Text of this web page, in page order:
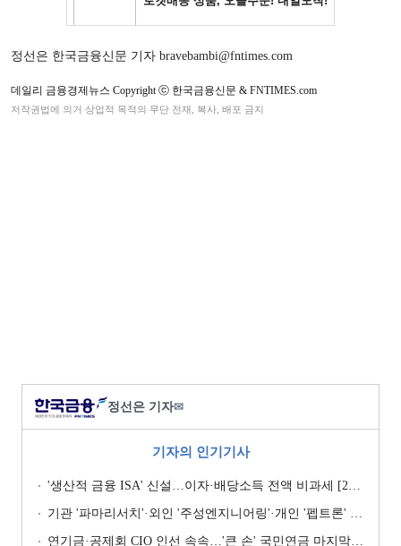
정선은 한국금융신문 기자 bravebambi@fntimes.com
데일리 금융경제뉴스 Copyright ⓒ 한국금융신문 & FNTIMES.com
저작권법에 의거 상업적 목적의 무단 전재, 복사, 배포 금지
정선은 기자✉
기자의 인기기사
'생산적 금융 ISA' 신설…이자·배당소득 전액 비과세 [2026 세제개편안]
기관 '파마리서치'·외인 '주성엔지니어링'·개인 '펩트론' 1위 [주간 코스닥 순매수- 2026년 7월27일~7월31일]
연기금·공제회 CIO 인선 속속…'큰 손' 국민연금 마지막 타자